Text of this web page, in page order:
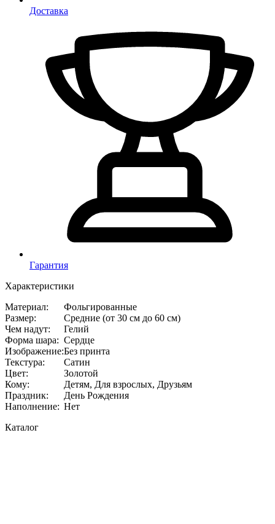
Доставка
Гарантия
Характеристики
Материал:
Фольгированные
Размер:
Средние (от 30 см до 60 см)
Чем надут:
Гелий
Форма шара: Сердце
Изображение:Без принта
Текстура:
Сатин
Цвет:
Золотой
Кому:
Детям, Для взрослых, Друзьям
Праздник:
День Рождения
Наполнение: Нет
Каталог